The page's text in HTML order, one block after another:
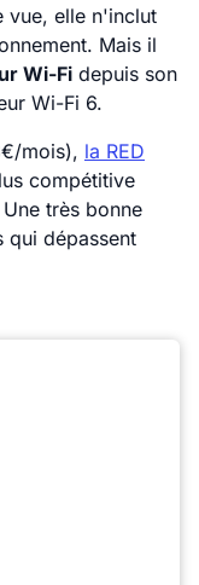
vue, elle n'inclut
Mais il
Wi-Fi depuis son
Wi-Fi 6.
mois), la RED
compétitive
très bonne
qui dépassent